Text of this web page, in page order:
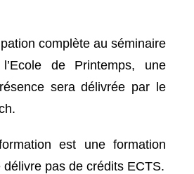
complète au séminaire
de Printemps, une
sera délivrée par le
est une formation
pas de crédits ECTS.